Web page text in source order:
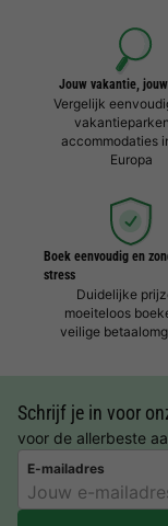
Jouw vakantie,
Vergelijk
accommodaties
Europa
Boek eenvoudig en
stress
Duidelijke
moeiteloos
veilige
Schrijf je in voor
voor de allerbeste
E-mailadres